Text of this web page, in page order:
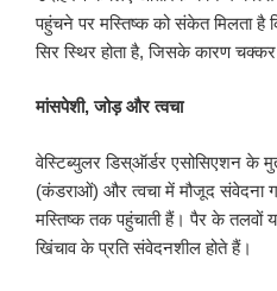
पहुंचने पर मस्तिष्क को संकेत मिलता है
सिर स्थिर होता है, जिसके कारण
मांसपेशी,जोड़ और त्वचा
वेस्टिब्युलर डिस्ऑर्डर एसोसिएशन के
(कंडराओं) और त्वचा में मौजूद संवेदना
मस्तिष्क तक पहुंचाती हैं। पैर के तलवों
खिंचाव के प्रति संवेदनशील होते हैं।